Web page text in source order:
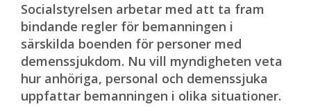
Socialstyrelsen arbetar med att ta fram
bindande regler för bemanningen i
särskilda boenden för personer med
demenssjukdom. Nu vill myndigheten veta
hur anhöriga, personal och demenssjuka
uppfattar bemanningen i olika situationer.